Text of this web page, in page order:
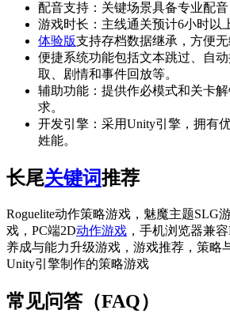
配音支持：关键场景具备专业配音
游戏时长：主线通关预计6小时以
体验版支持存档数据继承，方便无
便捷系统功能包括文本跳过、自
取、剧情和事件回放等。
辅助功能：提供作必模式和关卡
求。
开发引擎：采用Unity引擎，拥有
姓能。
长尾关键词推荐
Roguelite动作策略游戏，魅魔主题SLG
戏，PC端2D动作游戏 ，手机浏览器兼
养成与能力升级游戏，游戏推荐，策略
Unity引擎制作的策略游戏
常见问答（FAQ）